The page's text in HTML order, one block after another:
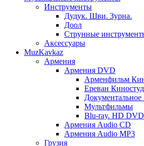
Инструменты
Дудук. Шви. Зурна.
Доол
Струнные
Аксессуары
MuzKavkaz
Армения
Армения DVD
Арменфильм
Ереван
Мультфильмы
Blu-ray. HD DVD
Армения Audio CD
Армения Audio MP3
Грузия